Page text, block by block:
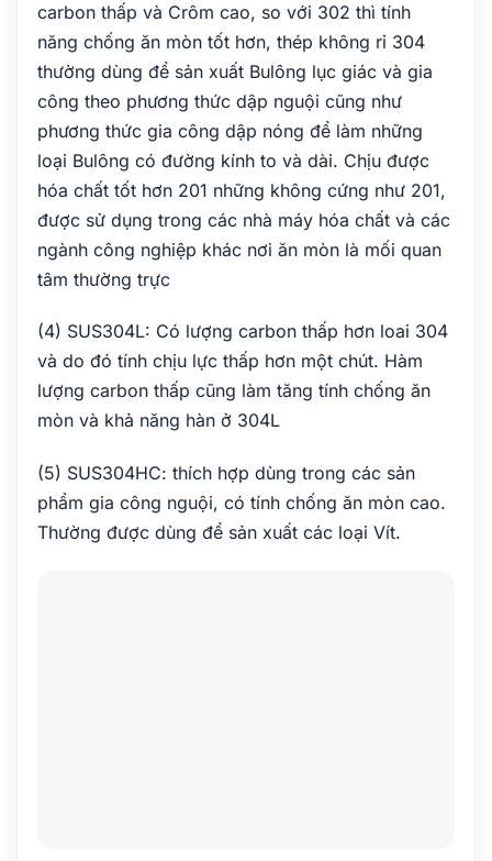
carbon thấp và Crôm cao, so với 302 thì tính
năng chống ăn mòn tốt hơn, thép không rỉ 304
thường dùng để sản xuất Bulông lục giác và gia
công theo phương thức dập nguội cũng như
phương thức gia công dập nóng để làm những
loại Bulông có đường kính to và dài. Chịu được
hóa chất tốt hơn 201 những không cứng như 201,
được sử dụng trong các nhà máy hóa chất và các
ngành công nghiệp khác nơi ăn mòn là mối quan
tâm thường trực
(4) SUS304L: Có lượng carbon thấp hơn loai 304
và do đó tính chịu lực thấp hơn một chút. Hàm
lượng carbon thấp cũng làm tăng tính chống ăn
mòn và khả năng hàn ở 304L
(5) SUS304HC: thích hợp dùng trong các sản
phẩm gia công nguội, có tính chống ăn mòn cao.
Thường được dùng để sản xuất các loại Vít.